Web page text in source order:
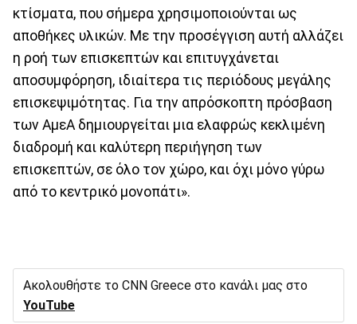
κτίσματα, που σήμερα χρησιμοποιούνται ως
αποθήκες υλικών. Με την προσέγγιση αυτή αλλάζει
η ροή των επισκεπτών και επιτυγχάνεται
αποσυμφόρηση, ιδιαίτερα τις περιόδους μεγάλης
επισκεψιμότητας. Για την απρόσκοπτη πρόσβαση
των ΑμεΑ δημιουργείται μια ελαφρώς κεκλιμένη
διαδρομή και καλύτερη περιήγηση των
επισκεπτών, σε όλο τον χώρο, και όχι μόνο γύρω
από το κεντρικό μονοπάτι».
Ακολουθήστε το CNN Greece στο κανάλι μας στο
YouTube